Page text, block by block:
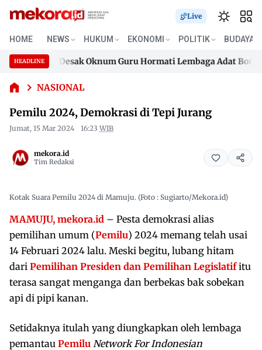
Live
HOME NEWS HUKUM EKONOMI POLITIK BUDAYA
HEADLINEDesak Oknum Guru Hormati Lembaga Adat Bonehau
Desak Oknum Guru Hormati Lembaga Adat Bonehau
NASIONAL
Pemilu
Demokrasi
Jurang
Pemilu 2024, Demokrasi di Tepi Jurang
Jumat, 15 Mar 2024 16:23 WIB
mekora.id
Tim Redaksi
Kotak Suara Pemilu 2024 di Mamuju. (Foto : Sugiarto/Mekora.id)
MAMUJU, mekora.id – Pesta demokrasi alias
pemilihan umum (Pemilu) 2024 memang telah usai
14 Februari 2024 lalu. Meski begitu, lubang hitam
dari Pemilihan Presiden dan Pemilihan Legislatifitu
terasa sangat menganga dan berbekas bak sobekan
api di pipi kanan.
Setidaknya itulah yang diungkapkan oleh lembaga
pemantau Pemilu Network For Indonesian